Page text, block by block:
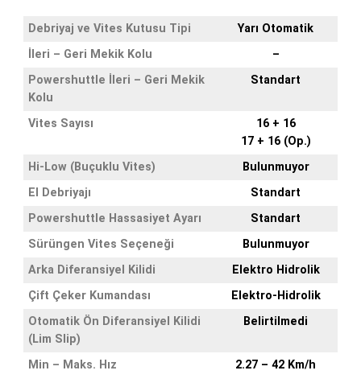
Debriyaj ve Vites Kutusu Tipi
Yarı Otomatik
İleri – Geri Mekik Kolu
–
Powershuttle İleri – Geri Mekik
Kolu
Standart
Vites Sayısı
16 + 16
17 + 16 (Op.)
Hi-Low (Buçuklu Vites)
Bulunmuyor
El Debriyajı
Standart
Powershuttle Hassasiyet Ayarı
Standart
Sürüngen Vites Seçeneği
Bulunmuyor
Arka Diferansiyel Kilidi
Elektro Hidrolik
Çift Çeker Kumandası
Elektro-Hidrolik
Otomatik Ön Diferansiyel Kilidi
(Lim Slip)
Belirtilmedi
Min – Maks. Hız 2.27 – 42 Km/h